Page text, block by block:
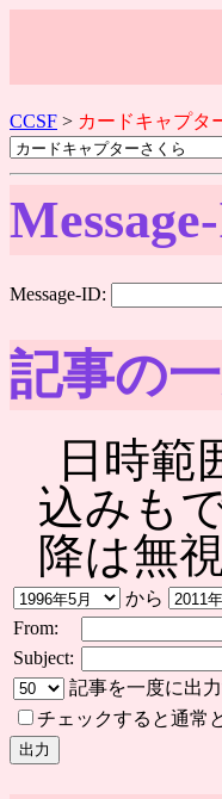
CCSF > カードキャプタ
Message-ID:
記事の
日時範
込みも
降は無
から
From:
Subject:
記事を一度に出
チェックすると通常